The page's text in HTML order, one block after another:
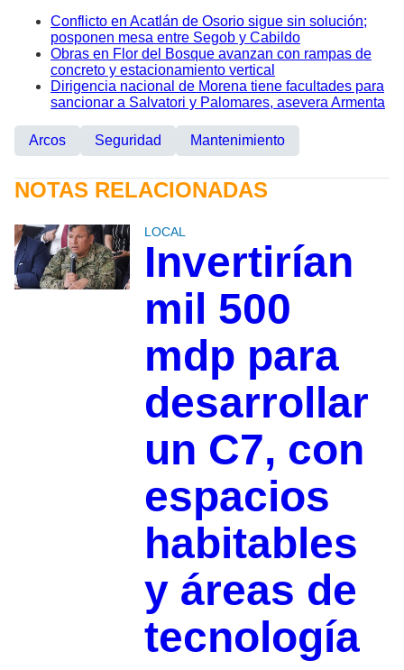
Conflicto en Acatlán de Osorio sigue sin solución;
posponen mesa entre Segob y Cabildo
Obras en Flor del Bosque avanzan con rampas de
concreto y estacionamiento vertical
Dirigencia nacional de Morena tiene facultades para
sancionar a Salvatori y Palomares, asevera Armenta
Arcos Seguridad Mantenimiento
NOTAS RELACIONADAS
LOCAL
Invertirían
mil 500
mdp para
desarrollar
un C7, con
espacios
habitables
y áreas de
tecnología